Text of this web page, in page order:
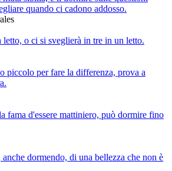
quando ci cadono addosso.
o ci si sveglierà in tre in un letto.
piccolo per fare la differenza, prova a
fama d'essere mattiniero, può dormire fino
dormendo, di una bellezza che non è